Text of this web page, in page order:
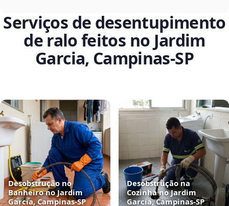
Serviços de desentupimento
de ralo feitos no Jardim
Garcia, Campinas‑SP
Desobstrução no
Banheiro no Jardim
Garcia, Campinas‑SP
Desobstrução na
Cozinha no Jardim
Garcia, Campinas‑SP